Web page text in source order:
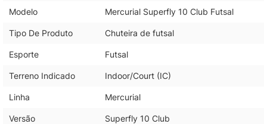
Modelo Mercurial Superfly 10 Club Futsal
Tipo De Produto Chuteira de futsal
Esporte Futsal
Terreno Indicado Indoor/Court (IC)
Linha Mercurial
Versão Superfly 10 Club